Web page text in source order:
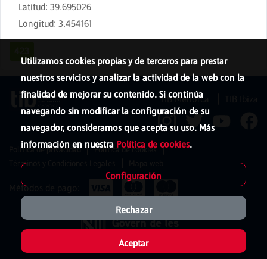
Latitud: 39.695026
Longitud: 3.454161
Utilizamos cookies propias y de terceros para prestar
nuestros servicios y analizar la actividad de la web con la
finalidad de mejorar su contenido. Si continúa
navegando sin modificar la configuración de su
navegador, consideramos que acepta su uso. Más
información en nuestra Política de cookies.
Configuración
Rechazar
Aceptar
TIB Menorca
Política de privacidad
Política de cookies
Términos y Condiciones Legales
Mapa web
Métodos de pago: